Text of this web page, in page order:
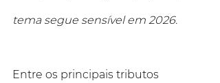
tema segue sensível em 2026.
Entre os principais tributos